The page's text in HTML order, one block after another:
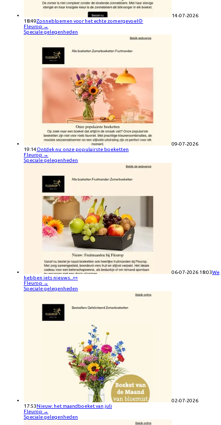
14-07-2026
18:49Zonnebloemen voor het echte zomergevoel🌻
Fleurop →
Speciale gelegenheden
09-07-2026
19:14Ontdek nu: onze populairste boeketten
Fleurop →
Speciale gelegenheden
06-07-2026 18:03We
hebben iets nieuws...👀
Fleurop →
Speciale gelegenheden
02-07-2026
17:53Nieuw: het maandboeket van juli
Fleurop →
Speciale gelegenheden